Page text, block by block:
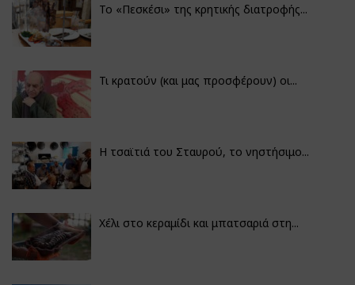
Το «Πεσκέσι» της κρητικής διατροφής...
Τι κρατούν (και μας προσφέρουν) οι...
Η τσαϊτιά του Σταυρού, το νηστήσιμο...
Χέλι στο κεραμίδι και μπατσαριά στη...